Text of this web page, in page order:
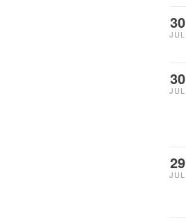
30
JUL
30
JUL
29
JUL